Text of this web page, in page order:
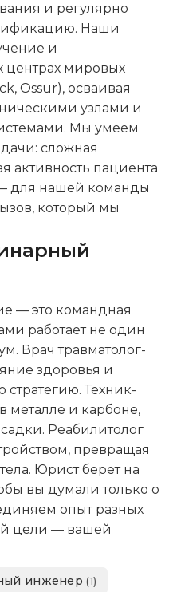
и регулярно
Наши
и
центрах мировых
Ossur), осваивая
узлами и
Мы умеем
сложная
активность пациента
для нашей команды
который мы
— это командная
работает не один
Врач травматолог-
здоровья и
Техник-
металле и карбоне,
Реабилитолог
превращая
Юрист берет на
вы думали только о
опыт разных
цели — вашей
инженер(1)